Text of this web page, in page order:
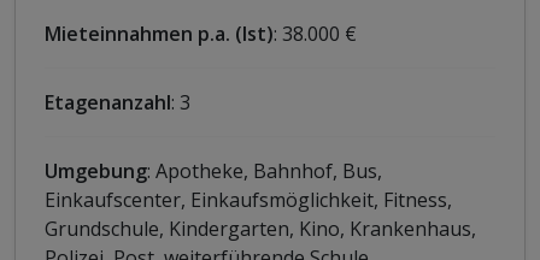
Mieteinnahmen p.a. (Ist): 38.000 €
Etagenanzahl: 3
Umgebung: Apotheke, Bahnhof, Bus,
Einkaufscenter, Einkaufsmöglichkeit, Fitness,
Grundschule, Kindergarten, Kino, Krankenhaus,